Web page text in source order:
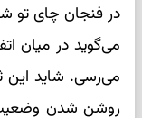
در فنجان چای تو
می‌گوید در میان
می‌رسی. شاید
روشن شدن